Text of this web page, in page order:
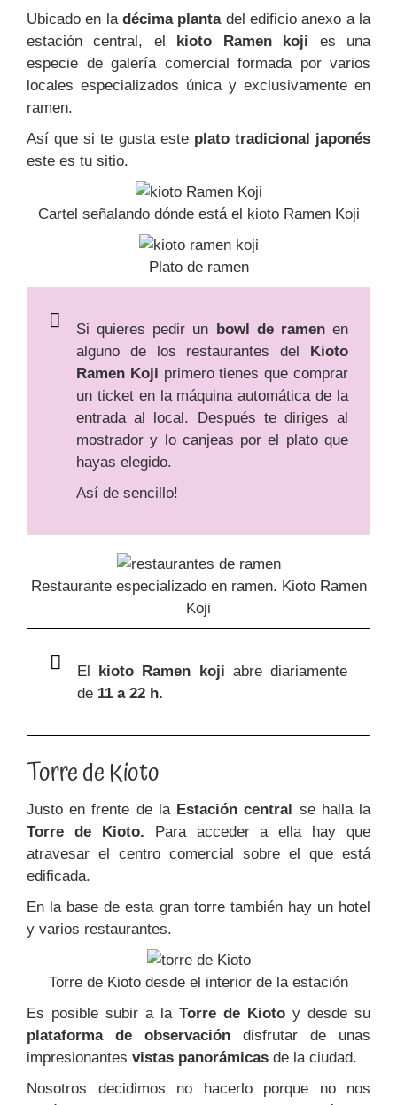
Ubicado en la décima plantadel edificio anexo a la
estación central, el kioto Ramen koji es una
especie de galería comercial formada por varios
locales especializados única y exclusivamente en
ramen.
Así que si te gusta este plato tradicional japonés
este es tu sitio.
Cartel señalando dónde está el kioto Ramen Koji
Plato de ramen
Si quieres pedir un bowl de ramenen
alguno de los restaurantes del Kioto
Ramen Koji primero tienes que comprar
un ticket en la máquina automática de la
entrada al local. Después te diriges al
mostrador y lo canjeas por el plato que
hayas elegido.
Así de sencillo!
Restaurante especializado en ramen. Kioto Ramen
Koji
El kioto Ramen koji abre diariamente
de 11 a 22 h.
Torre de Kioto
Justo en frente de la Estación central se halla la
Torre de Kioto. Para acceder a ella hay que
atravesar el centro comercial sobre el que está
edificada.
En la base de esta gran torre también hay un hotel
y varios restaurantes.
Torre de Kioto desde el interior de la estación
Es posible subir a la Torre de Kioto y desde su
plataforma de observación disfrutar de unas
impresionantes vistas panorámicas de la ciudad.
Nosotros decidimos no hacerlo porque no nos